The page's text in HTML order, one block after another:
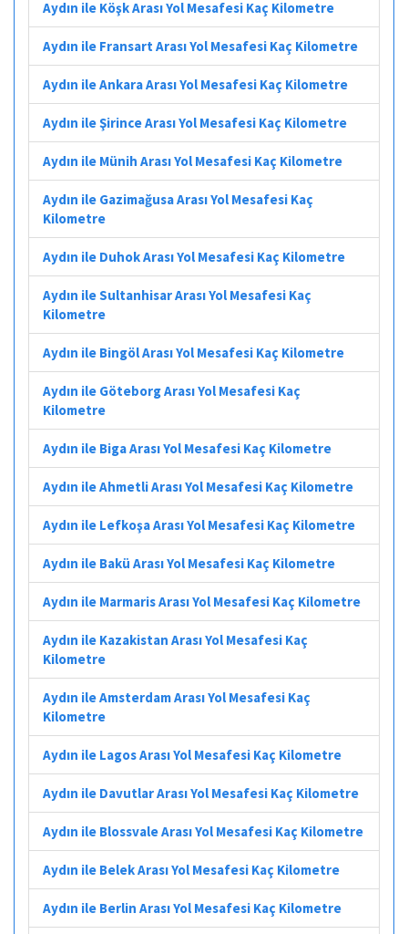
Aydın ile Köşk Arası Yol Mesafesi Kaç Kilometre
Aydın ile Fransart Arası Yol Mesafesi Kaç Kilometre
Aydın ile Ankara Arası Yol Mesafesi Kaç Kilometre
Aydın ile Şirince Arası Yol Mesafesi Kaç Kilometre
Aydın ile Münih Arası Yol Mesafesi Kaç Kilometre
Aydın ile Gazimağusa Arası Yol Mesafesi Kaç
Kilometre
Aydın ile Duhok Arası Yol Mesafesi Kaç Kilometre
Aydın ile Sultanhisar Arası Yol Mesafesi Kaç
Kilometre
Aydın ile Bingöl Arası Yol Mesafesi Kaç Kilometre
Aydın ile Göteborg Arası Yol Mesafesi Kaç
Kilometre
Aydın ile Biga Arası Yol Mesafesi Kaç Kilometre
Aydın ile Ahmetli Arası Yol Mesafesi Kaç Kilometre
Aydın ile Lefkoşa Arası Yol Mesafesi Kaç Kilometre
Aydın ile Bakü Arası Yol Mesafesi Kaç Kilometre
Aydın ile Marmaris Arası Yol Mesafesi Kaç Kilometre
Aydın ile Kazakistan Arası Yol Mesafesi Kaç
Kilometre
Aydın ile Amsterdam Arası Yol Mesafesi Kaç
Kilometre
Aydın ile Lagos Arası Yol Mesafesi Kaç Kilometre
Aydın ile Davutlar Arası Yol Mesafesi Kaç Kilometre
Aydın ile Blossvale Arası Yol Mesafesi Kaç Kilometre
Aydın ile Belek Arası Yol Mesafesi Kaç Kilometre
Aydın ile Berlin Arası Yol Mesafesi Kaç Kilometre